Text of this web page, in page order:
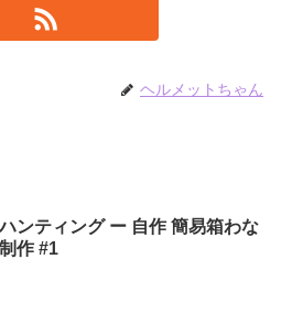
ヘルメットちゃん
ハンティング ー 自作 簡易箱わな
制作 #1